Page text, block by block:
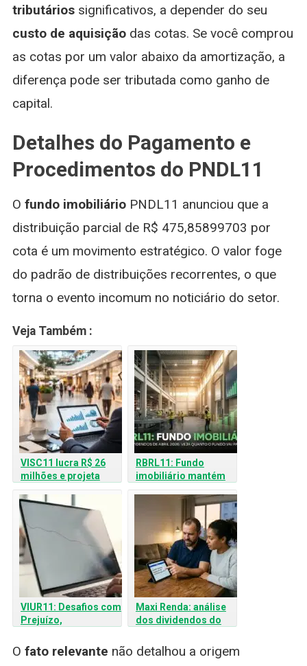
tributáriossignificativos, a depender do seu
custo de aquisiçãodas cotas. Se você comprou
as cotas por um valor abaixo da amortização, a
diferença pode ser tributada como ganho de
capital.
Detalhes do Pagamento e
Procedimentos do PNDL11
O fundo imobiliárioPNDL11 anunciou que a
distribuição parcial de R$ 475,85899703 por
cota é um movimento estratégico. O valor foge
do padrão de distribuições recorrentes, o que
torna o evento incomum no noticiário do setor.
Veja Também :
VISC11 lucra R$ 26
milhões e projeta
dividendos estáveis
até 2026
RBRL11: Fundo
imobiliário mantém
estabilidade e
confirma dividendos
para abril de 2026;
veja os detalhes
VIUR11: Desafios com
Prejuízo,
Nova Estratégia de
Amortização
Maxi Renda: análise
dos dividendos do
2026
O fato relevante não detalhou a origem